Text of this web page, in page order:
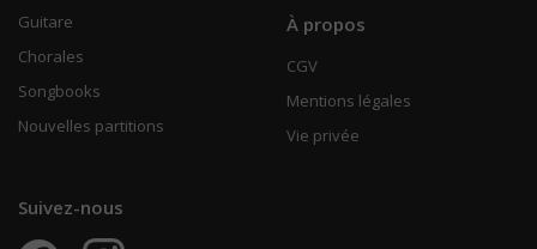
Guitare
Chorales
Songbooks
Nouvelles partitions
À propos
CGV
Mentions légales
Vie privée
Suivez-nous